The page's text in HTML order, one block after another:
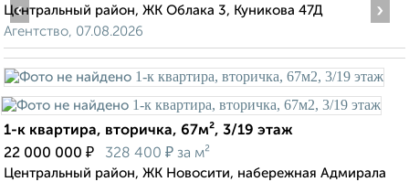
Центральный район, ЖК Облака 3, Куникова 47Д
Агентство, 07.08.2026
‹ ›
1-к квартира, вторичка, 67м², 3/19 этаж
22 000 000 ₽ 328 400 ₽ за м²
Центральный район, ЖК Новосити, набережная Адмирала